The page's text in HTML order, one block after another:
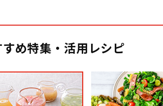
め特集・活用レシピ